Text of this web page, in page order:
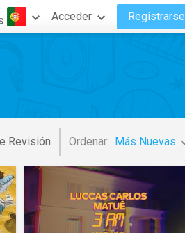
Acceder Registrarse
Revisión Ordenar: Más Nuevas